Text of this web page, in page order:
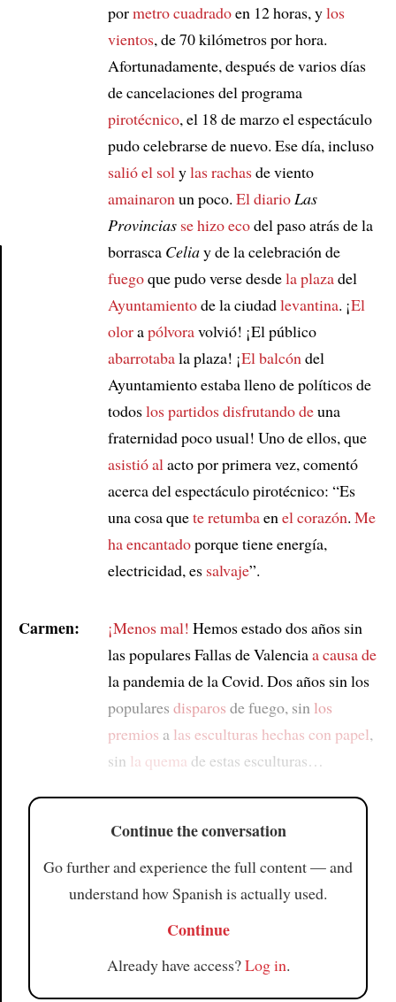
pormetro cuadradoen 12 horas, ylos
vientos, de 70 kilómetros por hora.
Afortunadamente, después de varios días
de cancelaciones del programa
pirotécnico, el 18 de marzo el espectáculo
pudo celebrarse de nuevo. Ese día, incluso
salió el sol ylas rachasde viento
amainaron un poco. El diario Las
Provincias se hizo ecodel paso atrás de la
borrasca Celiay de la celebración de
fuegoque pudo verse desdela plazadel
Ayuntamientode la ciudadlevantina. ¡El
olorapólvoravolvió! ¡El público
abarrotabala plaza! ¡El balcón del
Ayuntamiento estaba lleno de políticos de
todoslos partidosdisfrutando deuna
fraternidad poco usual! Uno de ellos, que
asistió al acto por primera vez, comentó
acerca del espectáculo pirotécnico: “Es
una cosa quete retumbaen el corazón. Me
ha encantadoporque tiene energía,
electricidad, es salvaje”.
Carmen: ¡Menos mal! Hemos estado dos años sin
las populares Fallas de Valenciaa causa de
la pandemia de la Covid. Dos años sin los
populares disparos de fuego, sin los
premios a las esculturas hechas con papel,
sin la quema de estas esculturas…
Continue the conversation
Go further and experience the full content — and
understand how Spanish is actually used.
Continue
Already have access?Log in.